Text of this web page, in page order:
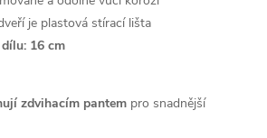
je plastová stírací lišta
16 cm
zdvihacím pantem pro snadnější